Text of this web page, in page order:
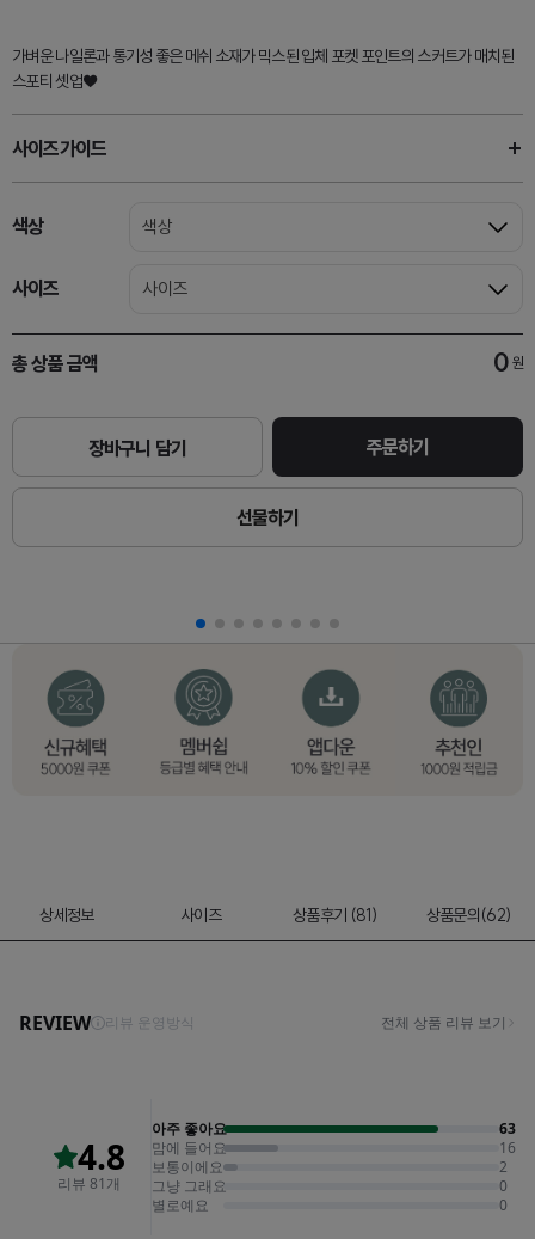
가벼운 나일론과 통기성 좋은 메쉬 소재가 믹스된 입체 포켓 포인트의 스커트가 매치된
스포티 셋업♥
사이즈가이드
색상 색상
사이즈 사이즈
총 상품 금액 0 원
장바구니 담기 주문하기
선물하기
상세정보 사이즈 상품후기 (81) 상품문의(62)